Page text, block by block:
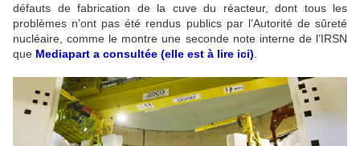
défauts de fabrication de la cuve du réacteur, dont tous les
problèmes n’ont pas été rendus publics par l’Autorité de sûreté
nucléaire, comme le montre une seconde note interne de l’IRSN
que Mediapart a consultée (elle est à lire ici)